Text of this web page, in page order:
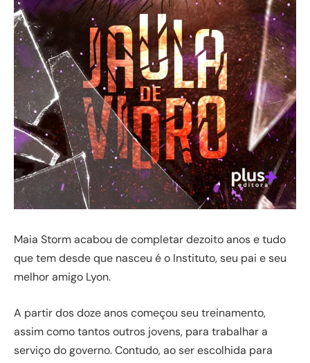
Maia Storm acabou de completar dezoito anos e tudo
que tem desde que nasceu é o Instituto, seu pai e seu
melhor amigo Lyon.
A partir dos doze anos começou seu treinamento,
assim como tantos outros jovens, para trabalhar a
serviço do governo. Contudo, ao ser escolhida para